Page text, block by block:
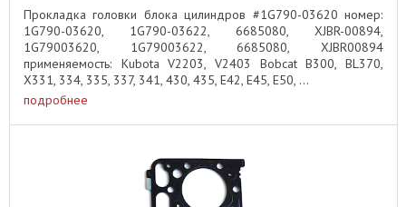
Прокладка головки блока цилиндров #1G790-03620 номер:
1G790-03620, 1G790-03622, 6685080, XJBR-00894,
1G79003620, 1G79003622, 6685080, XJBR00894
применяемость: Kubota V2203, V2403 Bobcat B300, BL370,
X331, 334, 335, 337, 341, 430, 435, E42, E45, E50, ...
подробнее